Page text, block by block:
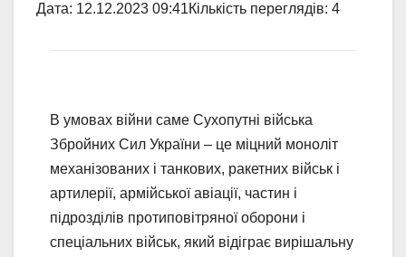
Дата: 12.12.2023 09:41Кількість переглядів: 4
В умовах війни саме Сухопутні війська
Збройних Сил України – це міцний моноліт
механізованих і танкових, ракетних військ і
артилерії, армійської авіації, частин і
підрозділів протиповітряної оборони і
спеціальних військ, який відіграє вирішальну